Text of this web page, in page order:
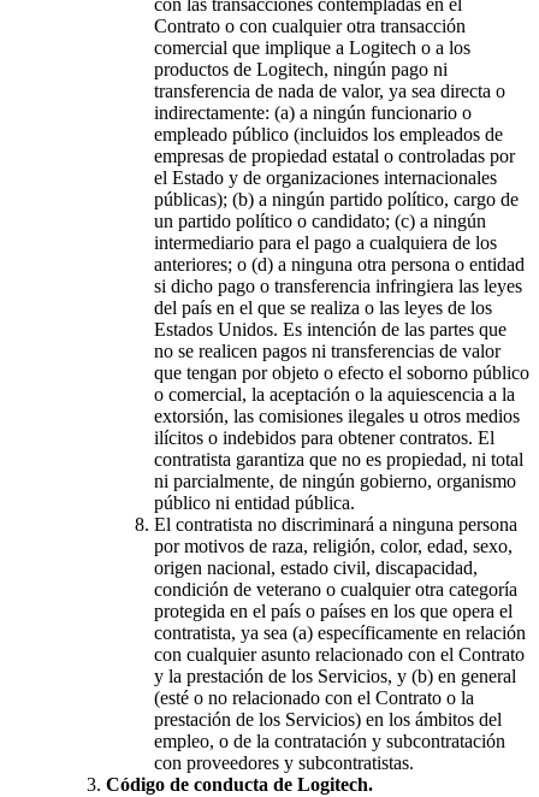
con las transacciones contempladas en el
Contrato o con cualquier otra transacción
comercial que implique a Logitech o a los
productos de Logitech, ningún pago ni
transferencia de nada de valor, ya sea directa o
indirectamente: (a) a ningún funcionario o
empleado público (incluidos los empleados de
empresas de propiedad estatal o controladas por
el Estado y de organizaciones internacionales
públicas); (b) a ningún partido político, cargo de
un partido político o candidato; (c) a ningún
intermediario para el pago a cualquiera de los
anteriores; o (d) a ninguna otra persona o entidad
si dicho pago o transferencia infringiera las leyes
del país en el que se realiza o las leyes de los
Estados Unidos. Es intención de las partes que
no se realicen pagos ni transferencias de valor
que tengan por objeto o efecto el soborno público
o comercial, la aceptación o la aquiescencia a la
extorsión, las comisiones ilegales u otros medios
ilícitos o indebidos para obtener contratos. El
contratista garantiza que no es propiedad, ni total
ni parcialmente, de ningún gobierno, organismo
público ni entidad pública.
El contratista no discriminará a ninguna persona
por motivos de raza, religión, color, edad, sexo,
origen nacional, estado civil, discapacidad,
condición de veterano o cualquier otra categoría
protegida en el país o países en los que opera el
contratista, ya sea (a) específicamente en relación
con cualquier asunto relacionado con el Contrato
y la prestación de los Servicios, y (b) en general
(esté o no relacionado con el Contrato o la
prestación de los Servicios) en los ámbitos del
empleo, o de la contratación y subcontratación
con proveedores y subcontratistas.
Código de conducta de Logitech.